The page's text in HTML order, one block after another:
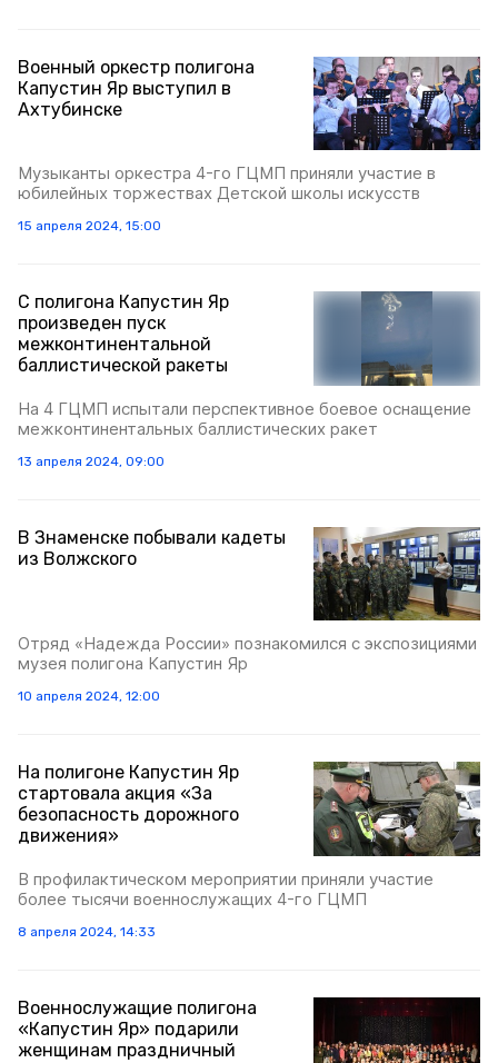
Военный оркестр полигона
Капустин Яр выступил в
Ахтубинске
Музыканты оркестра 4-го ГЦМП приняли участие в
юбилейных торжествах Детской школы искусств
15 апреля 2024, 15:00
С полигона Капустин Яр
произведен пуск
межконтинентальной
баллистической ракеты
На 4 ГЦМП испытали перспективное боевое оснащение
межконтинентальных баллистических ракет
13 апреля 2024, 09:00
В Знаменске побывали кадеты
из Волжского
Отряд «Надежда России» познакомился с экспозициями
музея полигона Капустин Яр
10 апреля 2024, 12:00
На полигоне Капустин Яр
стартовала акция «За
безопасность дорожного
движения»
В профилактическом мероприятии приняли участие
более тысячи военнослужащих 4-го ГЦМП
8 апреля 2024, 14:33
Военнослужащие полигона
«Капустин Яр» подарили
женщинам праздничный